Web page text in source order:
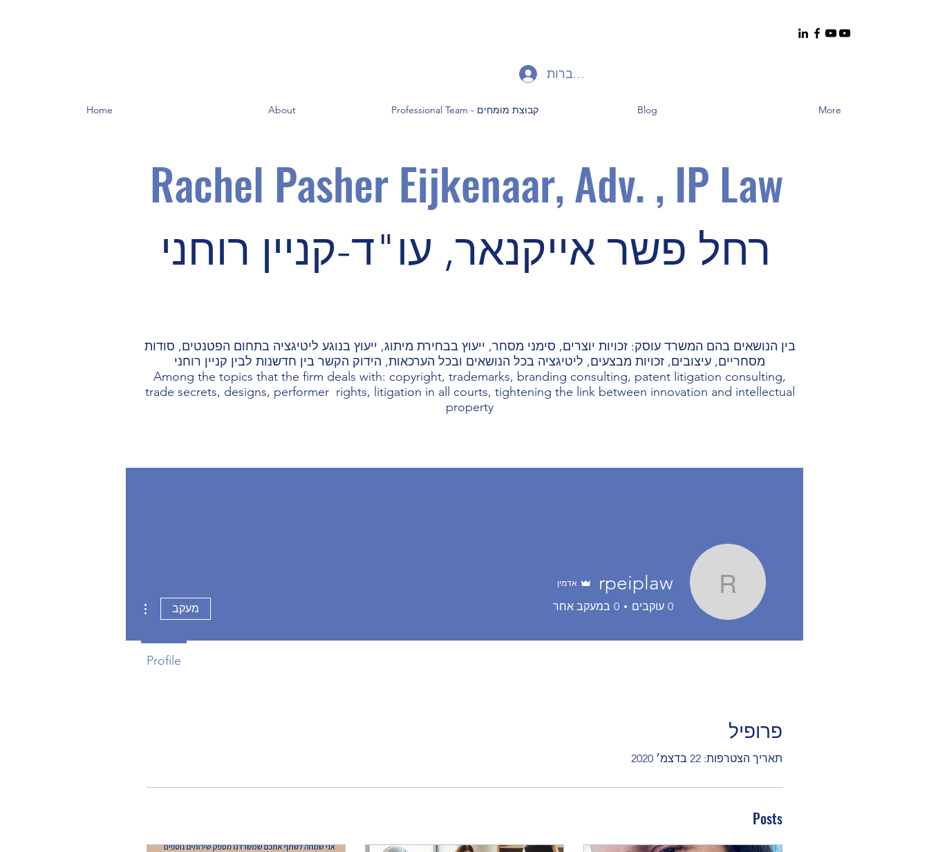
Home About Professional Team - קבוצת מומחים Blog More
Rachel Pasher Eijkenaar, Adv. , IP Law
רחל פשר אייקנאר, עו"ד-קניין רוחני
להתחברות
בין הנושאים בהם המשרד עוסק: זכויות יוצרים, סימני מסחר, ייעוץ בבחירת מיתוג, ייעוץ בנוגע ליטיגציה בתחום הפטנטים, סודות
מסחריים, עיצובים, זכויות מבצעים, ליטיגציה בכל הנושאים ובכל הערכאות, הידוק הקשר בין חדשנות לבין קניין רוחני
Among the topics that the firm deals with: copyright, trademarks, branding consulting, patent litigation consulting,
trade secrets, designs, performer rights, litigation in all courts, tightening the link between innovation and intellectual
property
פרופיל
תאריך הצטרפות: 22 בדצמ׳ 2020
Posts
rpeiplaw
rpeiplaw אדמין
0 עוקבים 0 במעקב אחר מעקב
Profile